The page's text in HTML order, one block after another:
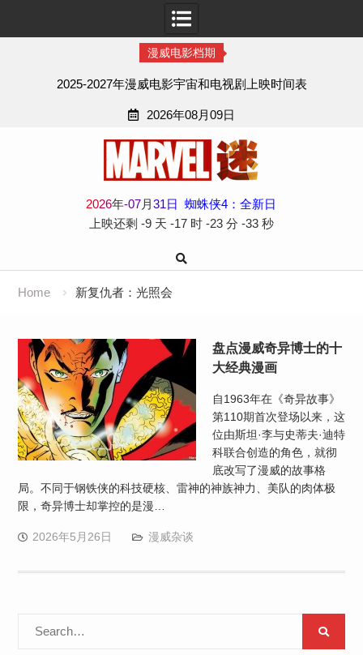
漫威电影档期
2025-2027年漫威电影宇宙和电视剧上映时间表
2026年08月09日
2026年-07月31日
蜘蛛侠4：全新日
上映还剩 -9 天 -17 时 -23 分 -33 秒
Home 新复仇者：光照会
盘点漫威奇异博士的十
大经典漫画
自1963年在《奇异故事》
第110期首次登场以来，这
位由斯坦·李与史蒂夫·迪特
科联合创造的角色，就彻
底改写了漫威的故事格
局。不同于钢铁侠的科技硬核、雷神的神族神力、美队的肉体极
限，奇异博士却掌控的是漫…
2026年5月26日 漫威杂谈